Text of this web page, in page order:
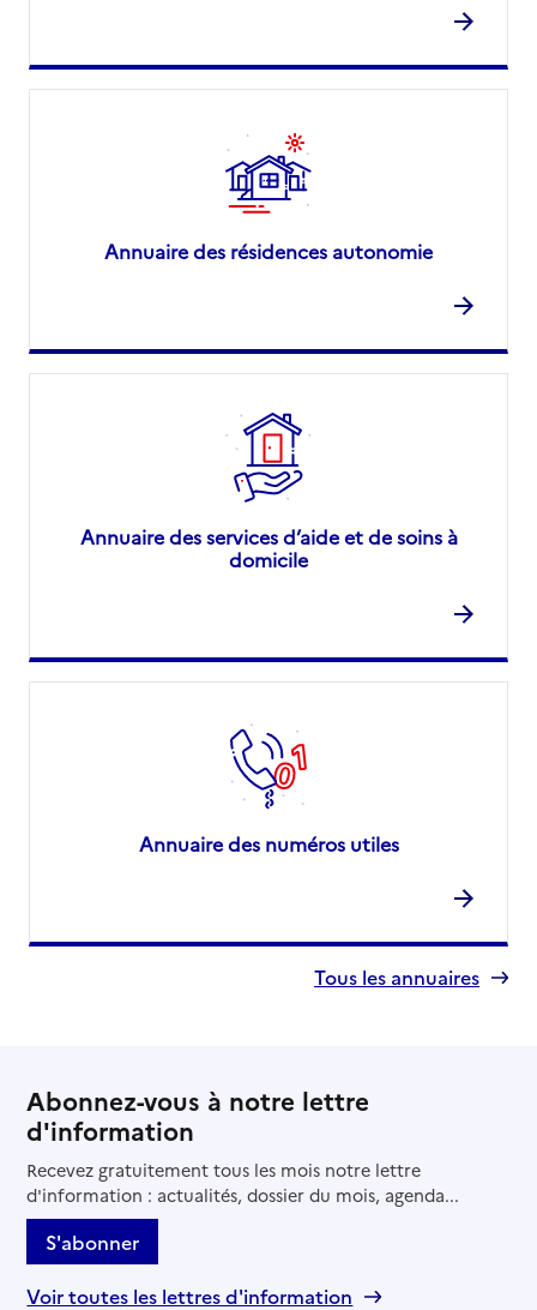
Annuaire des résidences autonomie
Annuaire des services d’aide et de soins à
domicile
Annuaire des numéros utiles
Tous les annuaires
Abonnez-vous à notre lettre
d'information
Recevez gratuitement tous les mois notre lettre
d'information : actualités, dossier du mois, agenda...
S'abonner
Voir toutes les lettres d'information